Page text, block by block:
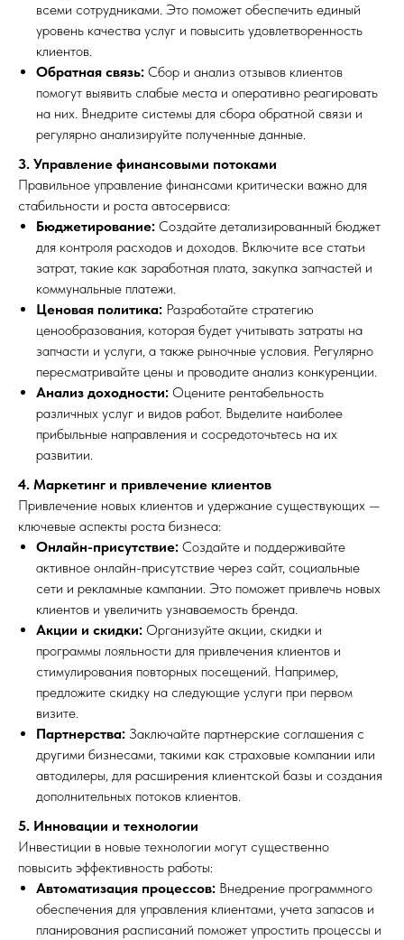
всеми сотрудниками. Это поможет обеспечить единый
уровень качества услуг и повысить удовлетворенность
клиентов.
Обратная связь: Сбор и анализ отзывов клиентов
помогут выявить слабые места и оперативно реагировать
на них. Внедрите системы для сбора обратной связи и
регулярно анализируйте полученные данные.
3. Управление финансовыми потоками
Правильное управление финансами критически важно для
стабильности и роста автосервиса:
Бюджетирование: Создайте детализированный бюджет
для контроля расходов и доходов. Включите все статьи
затрат, такие как заработная плата, закупка запчастей и
коммунальные платежи.
Ценовая политика: Разработайте стратегию
ценообразования, которая будет учитывать затраты на
запчасти и услуги, а также рыночные условия. Регулярно
пересматривайте цены и проводите анализ конкуренции.
Анализ доходности: Оцените рентабельность
различных услуг и видов работ. Выделите наиболее
прибыльные направления и сосредоточьтесь на их
развитии.
4. Маркетинг и привлечение клиентов
Привлечение новых клиентов и удержание существующих —
ключевые аспекты роста бизнеса:
Онлайн-присутствие: Создайте и поддерживайте
активное онлайн-присутствие через сайт, социальные
сети и рекламные кампании. Это поможет привлечь новых
клиентов и увеличить узнаваемость бренда.
Акции и скидки: Организуйте акции, скидки и
программы лояльности для привлечения клиентов и
стимулирования повторных посещений. Например,
предложите скидку на следующие услуги при первом
визите.
Партнерства: Заключайте партнерские соглашения с
другими бизнесами, такими как страховые компании или
автодилеры, для расширения клиентской базы и создания
дополнительных потоков клиентов.
5. Инновации и технологии
Инвестиции в новые технологии могут существенно
повысить эффективность работы:
Автоматизация процессов: Внедрение программного
обеспечения для управления клиентами, учета запасов и
планирования расписаний поможет упростить процессы и